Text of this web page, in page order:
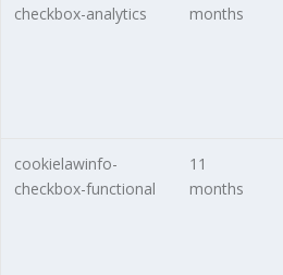
checkbox-analytics
months
cookielawinfo-
checkbox-functional
11
months